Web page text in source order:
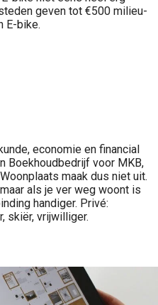
geven tot €500 milieu-
E-bike.
economie en financial
Boekhoudbedrijf voor MKB,
maak dus niet uit.
als je ver weg woont is
handiger. Privé:
skiër, vrijwilliger.